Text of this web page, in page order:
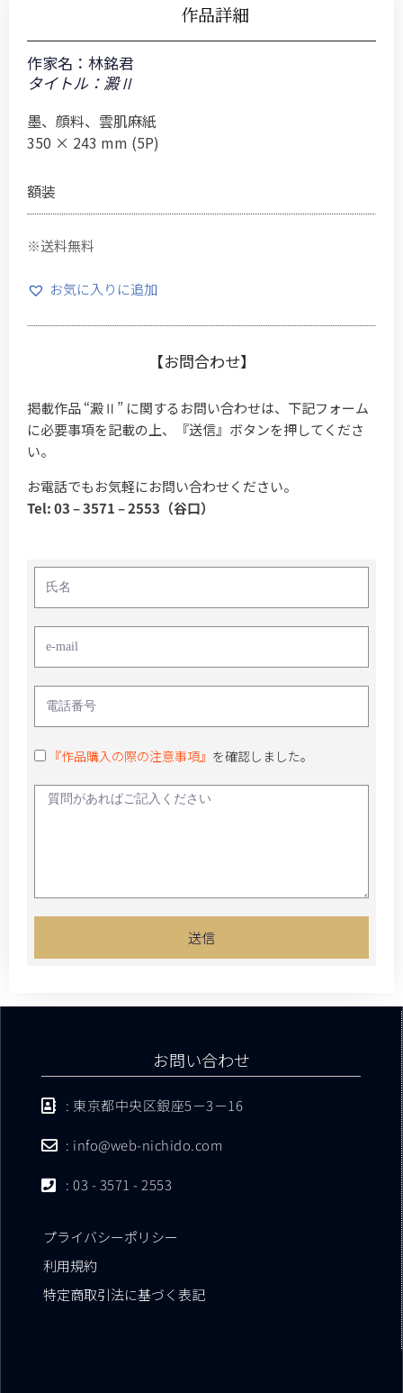
作品詳細
作家名： 林銘君
タイトル：澱Ⅱ
墨、顔料、雲肌麻紙
350 × 243 mm (5P)
額装
※送料無料
お気に入りに追加
【お問合わせ】
掲載作品 “澱Ⅱ” に関するお問い合わせは、下記フォーム
に必要事項を記載の上、『送信』ボタンを押してくださ
い。
お電話でもお気軽にお問い合わせください。
Tel: 03 – 3571 – 2553（谷口）
『作品購入の際の注意事項』 を確認しました。
送信
お問い合わせ
: 東京都中央区銀座5－3－16
: info@web-nichido.com
: 03 - 3571 - 2553
プライバシーポリシー
利用規約
特定商取引法に基づく表記